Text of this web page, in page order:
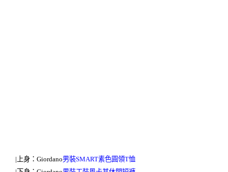
| 上身： Giordano男裝SMART素色圓領T恤